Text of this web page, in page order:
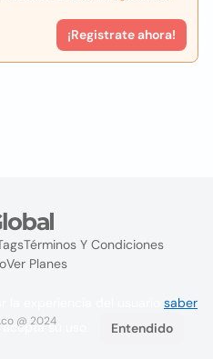
¡Registrate ahora!
Términos Y Condiciones
Ver Planes
@ 2024
saber
su uso. Entendido